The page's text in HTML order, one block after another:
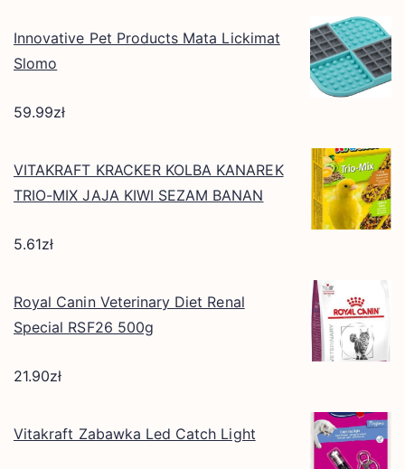
Innovative Pet Products Mata Lickimat
Slomo
59.99zł
VITAKRAFT KRACKER KOLBA KANAREK
TRIO-MIX JAJA KIWI SEZAM BANAN
5.61zł
Royal Canin Veterinary Diet Renal
Special RSF26 500g
21.90zł
Vitakraft Zabawka Led Catch Light